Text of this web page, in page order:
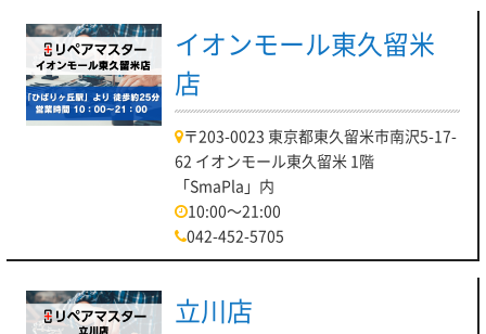
イオンモール東久留米
店
〒203-0023 東京都東久留米市南沢5-17-
62 イオンモール東久留米 1階
「SmaPla」内
10:00～21:00
042-452-5705
立川店